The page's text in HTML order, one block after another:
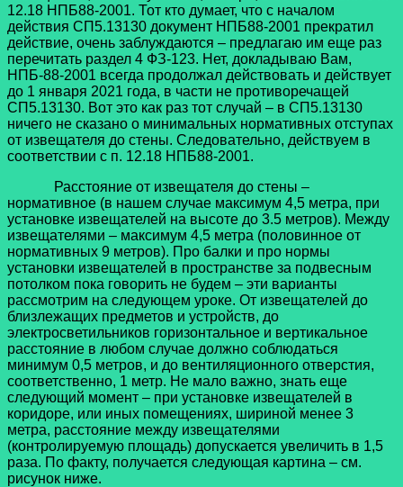
12.18 НПБ88-2001. Тот кто думает, что с началом
действия СП5.13130 документ НПБ88-2001 прекратил
действие, очень заблуждаются – предлагаю им еще раз
перечитать раздел 4 ФЗ-123. Нет, докладываю Вам,
НПБ-88-2001 всегда продолжал действовать и действует
до 1 января 2021 года, в части не противоречащей
СП5.13130. Вот это как раз тот случай – в СП5.13130
ничего не сказано о минимальных нормативных отступах
от извещателя до стены. Следовательно, действуем в
соответствии с п. 12.18 НПБ88-2001.
Расстояние от извещателя до стены –
нормативное (в нашем случае максимум 4,5 метра, при
установке извещателей на высоте до 3.5 метров). Между
извещателями – максимум 4,5 метра (половинное от
нормативных 9 метров). Про балки и про нормы
установки извещателей в пространстве за подвесным
потолком пока говорить не будем – эти варианты
рассмотрим на следующем уроке. От извещателей до
близлежащих предметов и устройств, до
электросветильников горизонтальное и вертикальное
расстояние в любом случае должно соблюдаться
минимум 0,5 метров, и до вентиляционного отверстия,
соответственно, 1 метр. Не мало важно, знать еще
следующий момент – при установке извещателей в
коридоре, или иных помещениях, шириной менее 3
метра, расстояние между извещателями
(контролируемую площадь) допускается увеличить в 1,5
раза. По факту, получается следующая картина – см.
рисунок ниже.